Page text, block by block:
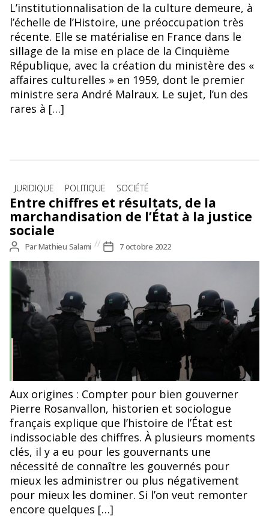
L’institutionnalisation de la culture demeure, à
l’échelle de l’Histoire, une préoccupation très
récente. Elle se matérialise en France dans le
sillage de la mise en place de la Cinquième
République, avec la création du ministère des «
affaires culturelles » en 1959, dont le premier
ministre sera André Malraux. Le sujet, l’un des
rares à […]
Catégories
JURIDIQUE POLITIQUE SOCIÉTÉ
Entre chiffres et résultats, de la
marchandisation de l’État à la justice
sociale
Auteur
de
l’article
ParMathieu Salami
Date
de
7 octobre 2022
Des gendarmes mobiles déployés lors des manifestations
des Gilets jaunes en 2018
Aux origines : Compter pour bien gouverner
Pierre Rosanvallon, historien et sociologue
français explique que l’histoire de l’État est
indissociable des chiffres. À plusieurs moments
clés, il y a eu pour les gouvernants une
nécessité de connaître les gouvernés pour
mieux les administrer ou plus négativement
pour mieux les dominer. Si l’on veut remonter
encore quelques […]